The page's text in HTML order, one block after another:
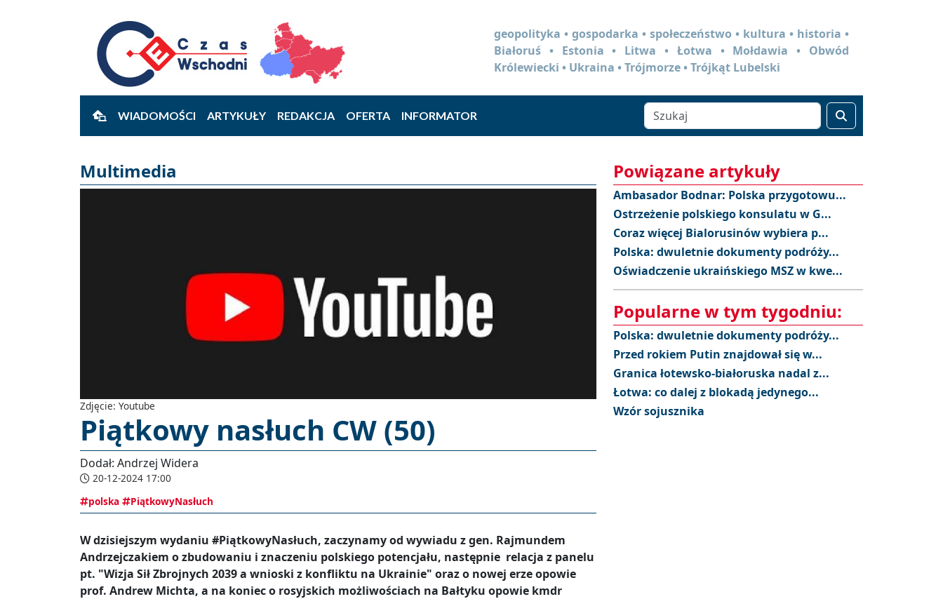
geopolityka • gospodarka • społeczeństwo • kultura • historia •
Białoruś • Estonia • Litwa • Łotwa • Mołdawia • Obwód
Królewiecki • Ukraina • Trójmorze • Trójkąt Lubelski
WIADOMOŚCI ARTYKUŁY REDAKCJA OFERTA INFORMATOR
Multimedia
Zdjęcie: Youtube
Piątkowy nasłuch CW (50)
Dodał: Andrzej Widera
20-12-2024 17:00
polska
PiątkowyNasłuch
W dzisiejszym wydaniu #PiątkowyNasłuch, zaczynamy od wywiadu z gen. Rajmundem
Andrzejczakiem o zbudowaniu i znaczeniu polskiego potencjału, następnie relacja z panelu
pt. "Wizja Sił Zbrojnych 2039 a wnioski z konfliktu na Ukrainie" oraz o nowej erze opowie
prof. Andrew Michta, a na koniec o rosyjskich możliwościach na Bałtyku opowie kmdr
Powiązane artykuły
Ambasador Bodnar: Polska przygotowu...
Ostrzeżenie polskiego konsulatu w G...
Coraz więcej Bialorusinów wybiera p...
Polska: dwuletnie dokumenty podróży...
Oświadczenie ukraińskiego MSZ w kwe...
Popularne w tym tygodniu:
Polska: dwuletnie dokumenty podróży...
Przed rokiem Putin znajdował się w...
Granica łotewsko-białoruska nadal z...
Łotwa: co dalej z blokadą jedynego...
Wzór sojusznika